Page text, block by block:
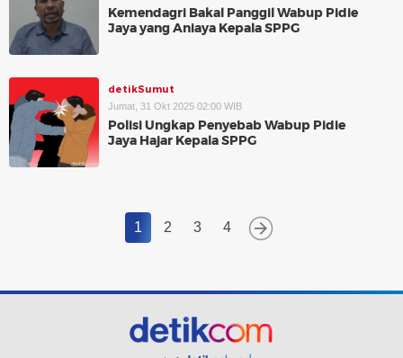
Kemendagri Bakal Panggil Wabup Pidie
Jaya yang Aniaya Kepala SPPG
detikSumut
Jumat, 31 Okt 2025 02:00 WIB
Polisi Ungkap Penyebab Wabup Pidie
Jaya Hajar Kepala SPPG
1 2 3 4